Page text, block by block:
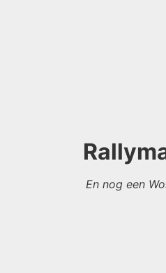
En nog een